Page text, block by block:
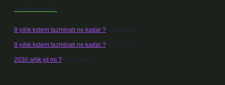
Son Yorumlar
8 yıllık kıdem tazminatı ne kadar ? için admin
8 yıllık kıdem tazminatı ne kadar ? için Nazan
2030 artık yıl mı ? için admin